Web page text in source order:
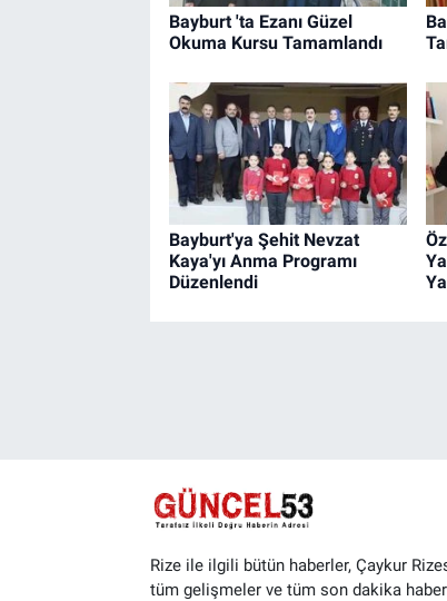
Bayburt 'ta Ezanı Güzel
Okuma Kursu Tamamlandı
Bayburt'ya Şehit Nevzat
Kaya'yı Anma Programı
Düzenlendi
Rize ile ilgili bütün haberler, Çaykur
tüm gelişmeler ve tüm son dakika